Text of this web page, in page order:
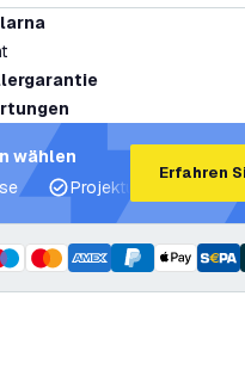
wählen
Projektunterstützung
Erfahren